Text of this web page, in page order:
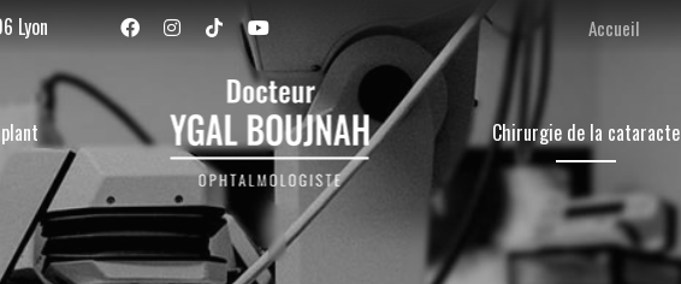
Lyon Navigation secondaireAccueil
Chirurgie de la cataracte